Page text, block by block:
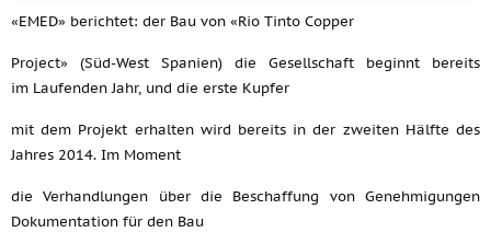
«EMED» berichtet: der Bau von «Rio Tinto Copper
Project» (Süd-West Spanien) die Gesellschaft beginnt bereits
im Laufenden Jahr, und die erste Kupfer
mit dem Projekt erhalten wird bereits in der zweiten Hälfte des
Jahres 2014. Im Moment
die Verhandlungen über die Beschaffung von Genehmigungen
Dokumentation für den Bau